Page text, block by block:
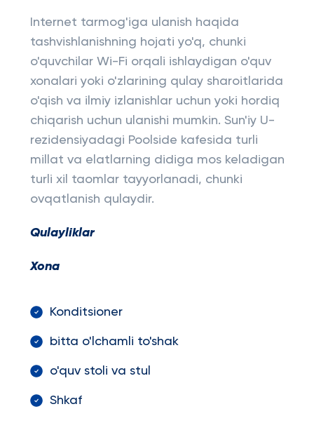
Internet tarmog'iga ulanish haqida
tashvishlanishning hojati yo'q, chunki
o'quvchilar Wi-Fi orqali ishlaydigan o'quv
xonalari yoki o'zlarining qulay sharoitlarida
o'qish va ilmiy izlanishlar uchun yoki hordiq
chiqarish uchun ulanishi mumkin. Sun'iy U-
rezidensiyadagi Poolside kafesida turli
millat va elatlarning didiga mos keladigan
turli xil taomlar tayyorlanadi, chunki
ovqatlanish qulaydir.
Qulayliklar
Xona
Konditsioner
bitta o'lchamli to'shak
o'quv stoli va stul
Shkaf